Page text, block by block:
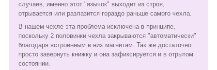
случаев, именно этот "язычок" выходит из строя,
отрывается или разлазится гораздо раньше самого чехла.
В нашем чехле эта проблема исключена в принципе,
поскольку 2 половинки чехла закрываются "автоматически"
благодаря встроенным в них магнитам. Так же достаточно
просто завернуть книжку и она зафиксируется и в отрытом
состоянии.